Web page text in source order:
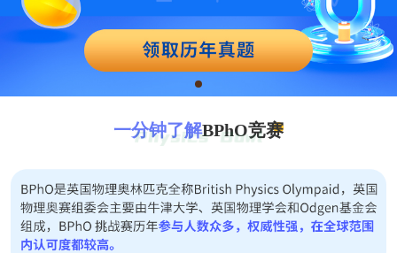
一分钟了解BPhO竞赛